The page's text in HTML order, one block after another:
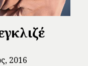
2016